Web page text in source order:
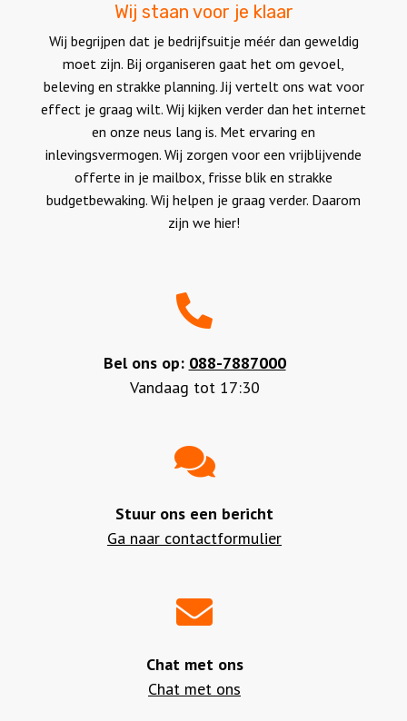
Wij staan voor je klaar
Wij begrijpen dat je bedrijfsuitje méér dan geweldig
moet zijn. Bij organiseren gaat het om gevoel,
beleving en strakke planning. Jij vertelt ons wat voor
effect je graag wilt. Wij kijken verder dan het internet
en onze neus lang is. Met ervaring en
inlevingsvermogen. Wij zorgen voor een vrijblijvende
offerte in je mailbox, frisse blik en strakke
budgetbewaking. Wij helpen je graag verder. Daarom
zijn we hier!
Bel ons op: 088-7887000
Vandaag tot 17:30
Stuur ons een bericht
Ga naar contactformulier
Chat met ons
Chat met ons